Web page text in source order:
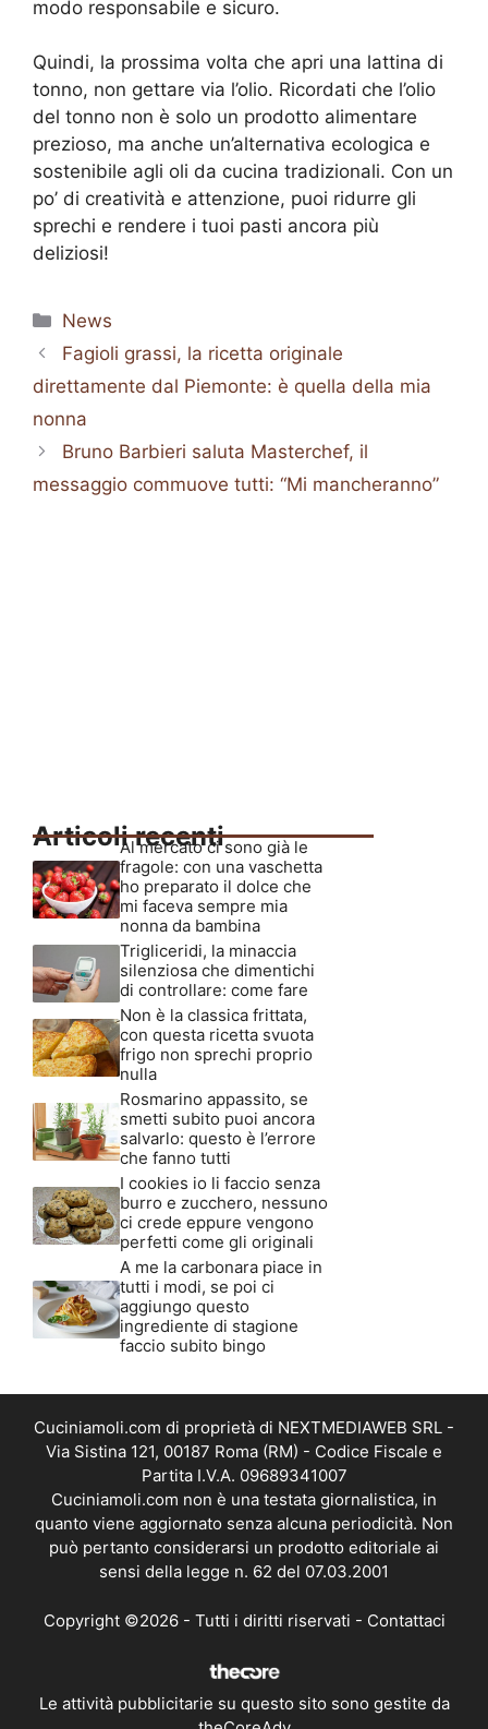
modo responsabile e sicuro.
Quindi, la prossima volta che apri una lattina di
tonno, non gettare via l’olio. Ricordati che l’olio
del tonno non è solo un prodotto alimentare
prezioso, ma anche un’alternativa ecologica e
sostenibile agli oli da cucina tradizionali. Con un
po’ di creatività e attenzione, puoi ridurre gli
sprechi e rendere i tuoi pasti ancora più
deliziosi!
Categorie
News
Fagioli grassi, la ricetta originale
direttamente dal Piemonte: è quella della mia
nonna
Bruno Barbieri saluta Masterchef, il
messaggio commuove tutti: “Mi mancheranno”
Articoli recenti
Al mercato ci sono già le
fragole: con una vaschetta
ho preparato il dolce che
mi faceva sempre mia
nonna da bambina
Trigliceridi, la minaccia
silenziosa che dimentichi
di controllare: come fare
Non è la classica frittata,
con questa ricetta svuota
frigo non sprechi proprio
nulla
Rosmarino appassito, se
smetti subito puoi ancora
salvarlo: questo è l’errore
che fanno tutti
I cookies io li faccio senza
burro e zucchero, nessuno
ci crede eppure vengono
perfetti come gli originali
A me la carbonara piace in
tutti i modi, se poi ci
aggiungo questo
ingrediente di stagione
faccio subito bingo
Cuciniamoli.com di proprietà di NEXTMEDIAWEB SRL -
Via Sistina 121, 00187 Roma (RM) - Codice Fiscale e
Partita I.V.A. 09689341007
Cuciniamoli.com non è una testata giornalistica, in
quanto viene aggiornato senza alcuna periodicità. Non
può pertanto considerarsi un prodotto editoriale ai
sensi della legge n. 62 del 07.03.2001
Copyright ©2026 - Tutti i diritti riservati - Contattaci
Le attività pubblicitarie su questo sito sono gestite da